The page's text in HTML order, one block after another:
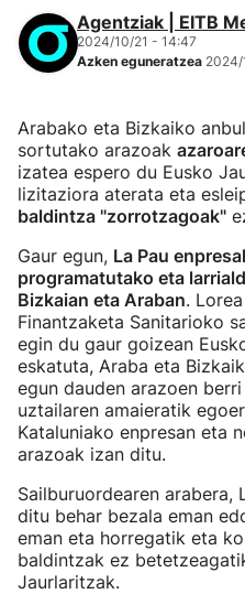
Agentziak | EITB
2024/10/21 - 14:47
Azken eguneratzea 2024/
Arabako eta Bizkaiko
sortutako arazoak
izatea espero du Eusko
lizitaziora aterata eta
baldintza "zorrotzagoak"
Gaur egun, La Pau
programatutako eta
Bizkaian eta Araban.
Finantzaketa Sanitarioko
egin du gaur goizean
eskatuta, Araba eta
egun dauden arazoen
uztailaren amaieratik
Kataluniako enpresan eta
arazoak izan ditu.
Sailburuordearen arabera,
ditu behar bezala eman
eman eta horregatik eta
baldintzak ez
Jaurlaritzak.